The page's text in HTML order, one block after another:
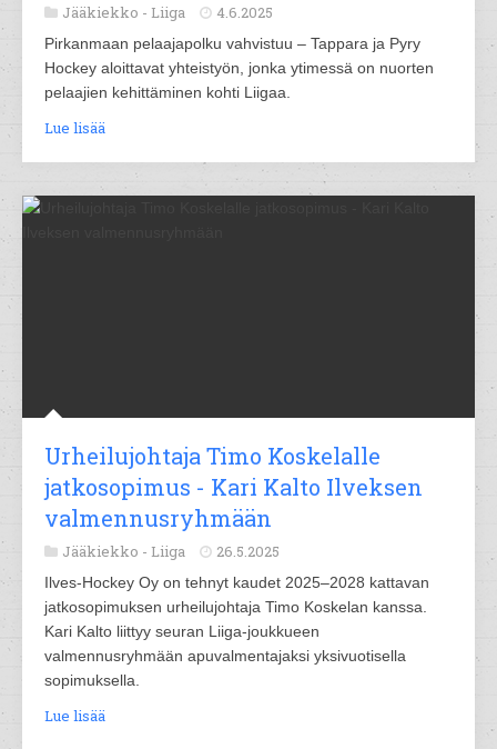
Jääkiekko - Liiga 4.6.2025
Pirkanmaan pelaajapolku vahvistuu – Tappara ja Pyry
Hockey aloittavat yhteistyön, jonka ytimessä on nuorten
pelaajien kehittäminen kohti Liigaa.
Lue lisää
Urheilujohtaja Timo Koskelalle
jatkosopimus - Kari Kalto Ilveksen
valmennusryhmään
Jääkiekko - Liiga 26.5.2025
Ilves-Hockey Oy on tehnyt kaudet 2025–2028 kattavan
jatkosopimuksen urheilujohtaja Timo Koskelan kanssa.
Kari Kalto liittyy seuran Liiga-joukkueen
valmennusryhmään apuvalmentajaksi yksivuotisella
sopimuksella.
Lue lisää